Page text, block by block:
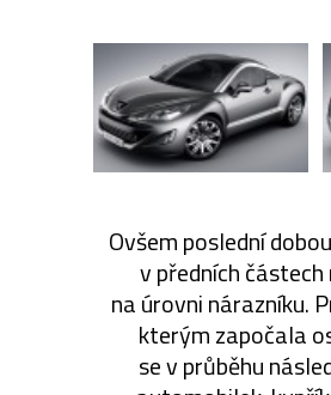
Ovšem poslední
v předních
na úrovni nárazníku.
kterým započala
se v průběhu